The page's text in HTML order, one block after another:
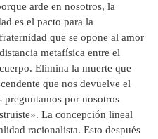
arde en nosotros, la
es el pacto para la
que se opone al amor
metafísica entre el
Elimina la muerte que
que nos devuelve el
preguntamos por nosotros
La concepción lineal
racionalista. Esto después